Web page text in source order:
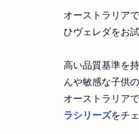
オーストラリア
ひヴェレダをお
高い品質基準を
んや敏感な子供
オーストラリア
ラシリーズをチ